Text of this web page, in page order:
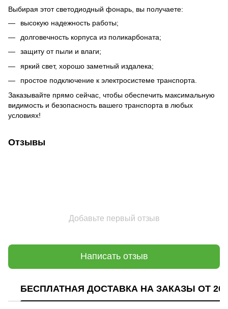
Выбирая этот светодиодный фонарь, вы получаете:
высокую надежность работы;
долговечность корпуса из поликарбоната;
защиту от пыли и влаги;
яркий свет, хорошо заметный издалека;
простое подключение к электросистеме транспорта.
Заказывайте прямо сейчас, чтобы обеспечить максимальную
видимость и безопасность вашего транспорта в любых
условиях!
Отзывы
Добавьте первый отзыв
Написать отзыв
БЕСПЛАТНАЯ ДОСТАВКА НА ЗАКАЗЫ ОТ